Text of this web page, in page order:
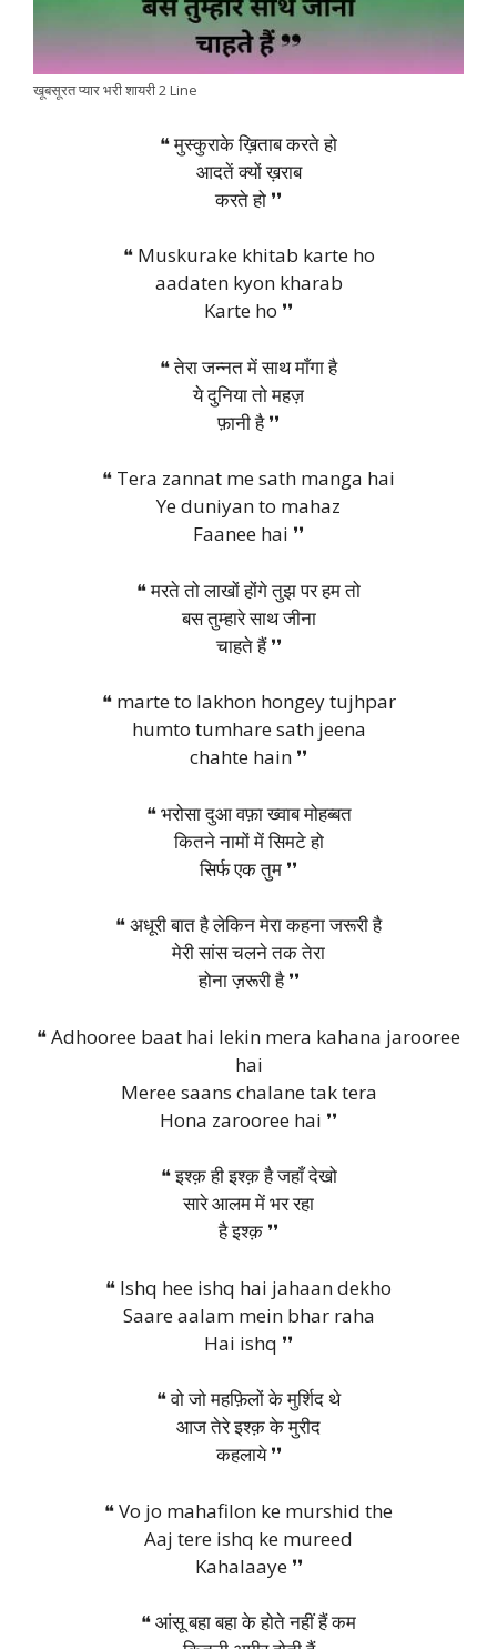
खूबसूरत प्यार भरी शायरी 2 Line
❝ मुस्कुराके ख़िताब करते हो
आदतें क्यों ख़राब
करते हो ❜❜
❝ Muskurake khitab karte ho
aadaten kyon kharab
Karte ho ❜❜
❝ तेरा जन्नत में साथ माँगा है
ये दुनिया तो महज़
फ़ानी है ❜❜
❝ Tera zannat me sath manga hai
Ye duniyan to mahaz
Faanee hai ❜❜
❝ मरते तो लाखों होंगे तुझ पर हम तो
बस तुम्हारे साथ जीना
चाहते हैं ❜❜
❝ marte to lakhon hongey tujhpar
humto tumhare sath jeena
chahte hain ❜❜
❝ भरोसा दुआ वफ़ा ख्वाब मोहब्बत
कितने नामों में सिमटे हो
सिर्फ एक तुम ❜❜
❝ अधूरी बात है लेकिन मेरा कहना जरूरी है
मेरी सांस चलने तक तेरा
होना ज़रूरी है ❜❜
❝ Adhooree baat hai lekin mera kahana jarooree
hai
Meree saans chalane tak tera
Hona zarooree hai ❜❜
❝ इश्क़ ही इश्क़ है जहाँ देखो
सारे आलम में भर रहा
है इश्क़ ❜❜
❝ Ishq hee ishq hai jahaan dekho
Saare aalam mein bhar raha
Hai ishq ❜❜
❝ वो जो महफ़िलों के मुर्शिद थे
आज तेरे इश्क़ के मुरीद
कहलाये ❜❜
❝ Vo jo mahafilon ke murshid the
Aaj tere ishq ke mureed
Kahalaaye ❜❜
❝ आंसू बहा बहा के होते नहीं हैं कम